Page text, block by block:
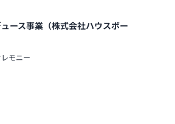
ース事業（株式会社ハウスボー
モニー